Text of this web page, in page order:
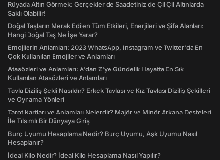
Rüyada Altın Görmek: Gerçekler de Saadetiniz de Çil Çil Altınlarda
Saklı Olabilir!
Doğal Taşların Merak Edilen Tüm Etkileri, Enerjileri ve Şifa Alanları:
Hangi Doğal Taş Ne İşe Yarar?
Emojilerin Anlamları: 2023 WhatsApp, Instagram ve Twitter'da En
Çok Kullanılan Emojiler ve Anlamları
Atasözleri ve Anlamları: A'dan Z'ye Gündelik Hayatta En Sık
Kullanılan Atasözleri ve Anlamları
Tavla Diziliş Şekli Nasıldır? Erkek Tavlası ve Kız Tavlası Diziliş Şekilleri
ve Oynama Yönleri
Tarot Kartları ve Anlamları Nelerdir? Majör ve Minör Arkana Desteleri
İle Tılsımlı Bir Dünyaya Giriş
Burç Uyumu Hesaplama Nedir? Burç Uyumu, Aşk Uyumu Nasıl
Hesaplanır?
İdeal Kilo Nedir? İdeal Kilo Hesaplama Nasıl Yapılır?